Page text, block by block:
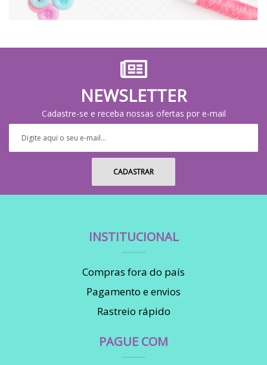
NEWSLETTER
Cadastre-se e receba nossas ofertas por e-mail
INSTITUCIONAL
Compras fora do país
Pagamento e envios
Rastreio rápido
PAGUE COM